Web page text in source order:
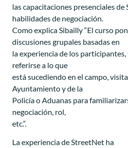
las capacitaciones presenciales
habilidades de negociación.
Como explica Sibailly “El curso
discusiones grupales basadas en
la experiencia de los
referirse a lo que
está sucediendo en el campo,
Ayuntamiento y de la
Policía o Aduanas para
negociación, rol,
etc.”.
La experiencia de StreetNet ha